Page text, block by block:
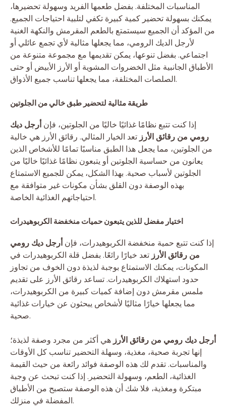
المناسبات المختلفة. بفضل طعمها الفريد وسهولة تحضيرها،
يمكنك بسهولة تحضير كمية كبيرة تكفي لتلبية احتياجات الجميع.
من المؤكد أن الجميع سيستمتع بالطعم المقرمش والنكهة الغنية
لأرجل الديك الرومي، مما يجعلها مثالية لأي تجمع عائلي أو
اجتماعي. بفضل تنوعها، يمكن تقديمها مع مجموعة متنوعة من
الأطباق الجانبية مثل الخضروات المشوية أو الأرز الأبيض أو حتى
الصلصات المختلفة، مما يجعلها تناسب جميع الأذواق.
طريقة مثالية لتحضير طبق خالي من الجلوتين
إذا كنت تتبع نظامًا غذائيًا خاليًا من الجلوتين، فإنأرجل ديك
رومي من رقائق الأرز تعد الخيار المثالي. رقائق الأرز هي خالية
من الجلوتين، مما يجعل هذا الطبق مناسبًا تمامًا للأشخاص الذين
يعانون من حساسية الجلوتين أو يتبعون نظامًا غذائيًا خاليًا من
الجلوتين لأسباب صحية. بهذا الشكل، يمكن للجميع الاستمتاع
بهذه الوصفة دون القلق بشأن مكونات غير متوافقة مع
احتياجاتهم الغذائية الخاصة.
اختيار مفضل للذين يتبعون حميات منخفضة الكربوهيدرات
إذا كنت تتبع حمية منخفضة الكربوهيدرات، فإنأرجل ديك رومي
من رقائق الأرز تعد خيارًا رائعًا. بفضل قلة الكربوهيدرات في
المكونات، يمكنك الاستمتاع بوجبة لذيذة دون الخوف من تجاوز
حدود استهلاك الكربوهيدرات. تساعد رقائق الأرز على تقديم
ملمس مقرمش دون إضافة كميات كبيرة من الكربوهيدرات،
مما يجعلها خيارًا مثاليًا لأشخاص يبحثون عن خيارات غذائية
صحية.
أرجل ديك رومي من رقائق الأرز هي أكثر من مجرد وصفة لذيذة؛
إنها تجربة صحية، مغذية، وسهلة التحضير تناسب كل الأوقات
والمناسبات. تقدم لك هذه الوصفة فوائد رائعة من حيث القيمة
الغذائية، الطعم، وسهولة التحضير. إذا كنت تبحث عن وجبة
مبتكرة ومغذية، فلا شك أن هذه الوصفة ستصبح من الأطباق
المفضلة في منزلك.